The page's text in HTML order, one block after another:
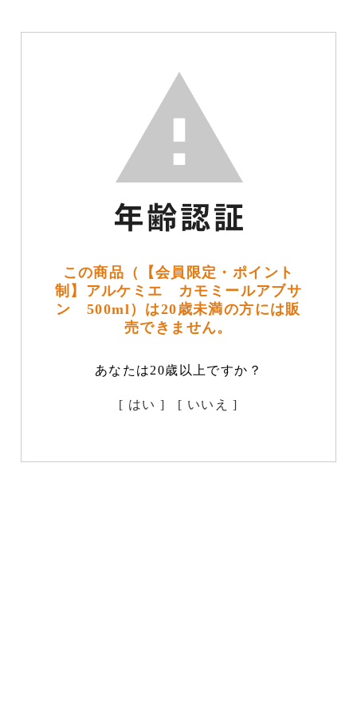
この商品（【会員限定・ポイント
制】アルケミエ カモミールアブサ
ン 500ml）は20歳未満の方には販
売できません。
あなたは20歳以上ですか？
[ はい ] [ いいえ ]